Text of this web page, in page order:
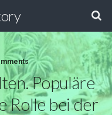
Populäre
Rolle bei der